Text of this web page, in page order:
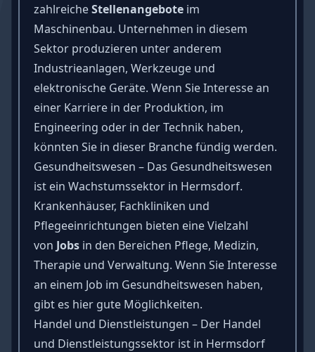
zahlreicheStellenangeboteim
Maschinenbau. Unternehmen in diesem
Sektor produzieren unter anderem
Industrieanlagen, Werkzeuge und
elektronische Geräte. Wenn Sie Interesse an
einer Karriere in der Produktion, im
Engineering oder in der Technik haben,
könnten Sie in dieser Branche fündig werden.
Gesundheitswesen – Das Gesundheitswesen
ist ein Wachstumssektor in Hermsdorf.
Krankenhäuser, Fachkliniken und
Pflegeeinrichtungen bieten eine Vielzahl
von Jobsin den Bereichen Pflege, Medizin,
Therapie und Verwaltung. Wenn Sie Interesse
an einem Job im Gesundheitswesen haben,
gibt es hier gute Möglichkeiten.
Handel und Dienstleistungen – Der Handel
und Dienstleistungssektor ist in Hermsdorf